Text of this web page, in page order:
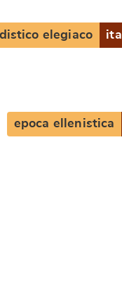
distico elegiaco ita
epoca ellenistica